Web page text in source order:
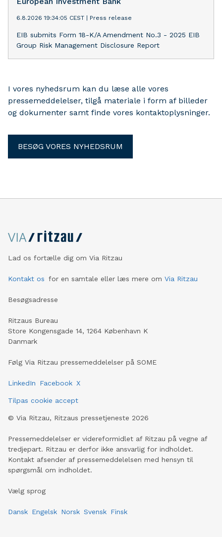
6.8.2026 19:34:05 CEST Press release
EIB submits Form 18-K/A Amendment No.3 - 2025 EIB
Group Risk Management Disclosure Report
I vores nyhedsrum kan du læse alle vores
pressemeddelelser, tilgå materiale i form af billeder
og dokumenter samt finde vores kontaktoplysninger.
BESØG VORES NYHEDSRUM
Lad os fortælle dig om Via Ritzau
Kontakt os for en samtale eller læs mere om Via Ritzau
Besøgsadresse
Ritzaus Bureau
Store Kongensgade 14, 1264 København K
Danmark
Følg Via Ritzau pressemeddelelser på SOME
LinkedIn Facebook X
Tilpas cookie accept
© Via Ritzau, Ritzaus pressetjeneste 2026
Pressemeddelelser er videreformidlet af Ritzau på vegne af
tredjepart. Ritzau er derfor ikke ansvarlig for indholdet.
Kontakt afsender af pressemeddelelsen med hensyn til
spørgsmål om indholdet.
Vælg sprog
Dansk Engelsk Norsk Svensk Finsk